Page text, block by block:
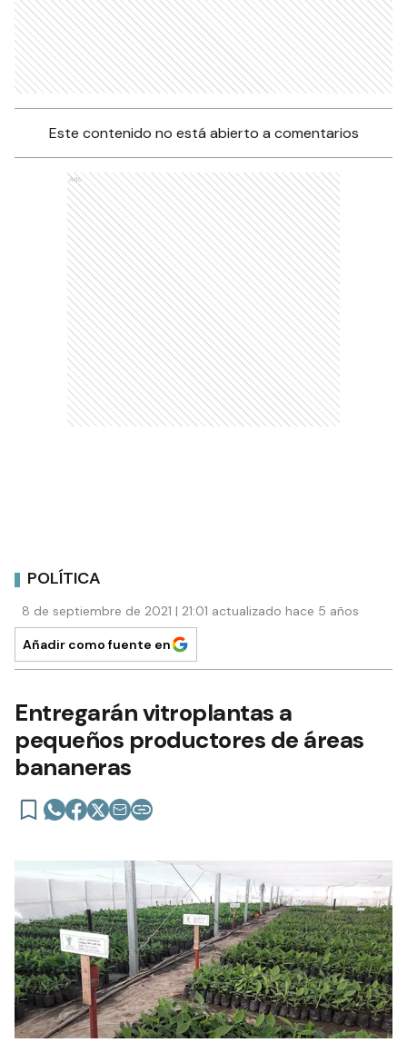
Este contenido no está abierto a comentarios
Ads
POLÍTICA
8 de septiembre de 2021 | 21:01 actualizado hace 5 años
Añadir como fuente en
Entregarán vitroplantas a
pequeños productores de áreas
bananeras